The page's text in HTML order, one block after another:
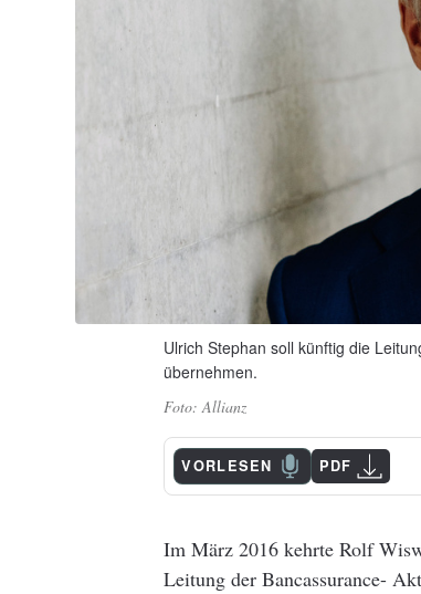
Ulrich Stephan soll künftig die
übernehmen.
Allianz
VORLESEN PDF
Im März 2016 kehrte Rolf
Leitung der Bancassurance-